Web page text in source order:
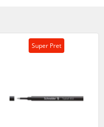
Super Pret